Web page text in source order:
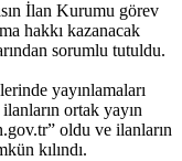
İlan Kurumu görev
hakkı kazanacak
sorumlu tutuldu.
yayınlamaları
ortak yayın
oldu ve ilanların
kılındı.